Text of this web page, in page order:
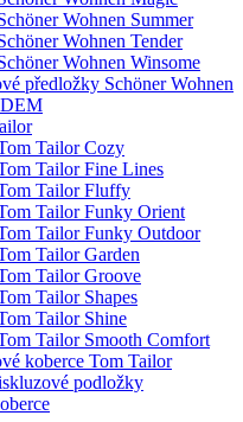
Wohnen Summer
Wohnen Tender
Wohnen Winsome
předložky Schöner Wohnen
Tailor Cozy
Tailor Fine Lines
Tailor Fluffy
Tailor Funky Orient
Tailor Funky Outdoor
Tailor Garden
Tailor Groove
Tailor Shapes
Tailor Shine
Tailor Smooth Comfort
koberce Tom Tailor
podložky